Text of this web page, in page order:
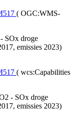
( OGC:WMS-
SOx droge
emissies 2023)
( wcs:Capabilities
- SOx droge
emissies 2023)